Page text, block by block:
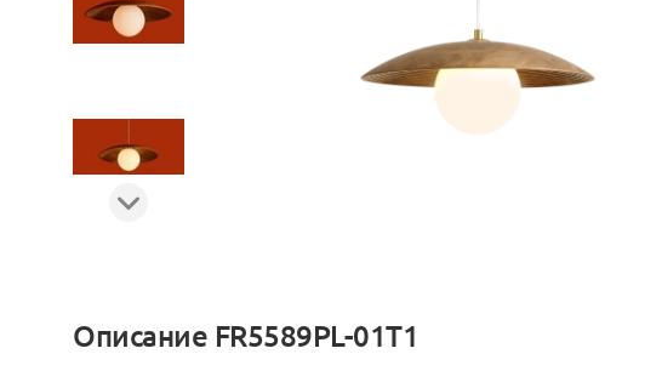
Описание FR5589PL-01T1